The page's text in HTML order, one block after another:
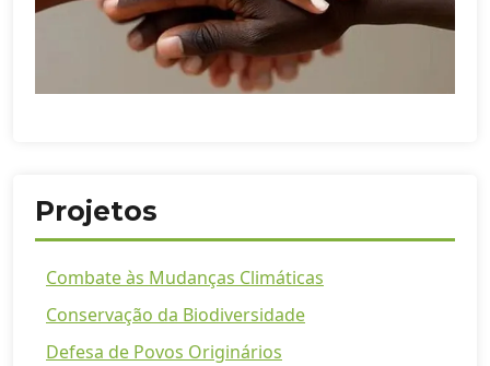
Projetos
Combate às Mudanças Climáticas
Conservação da Biodiversidade
Defesa de Povos Originários